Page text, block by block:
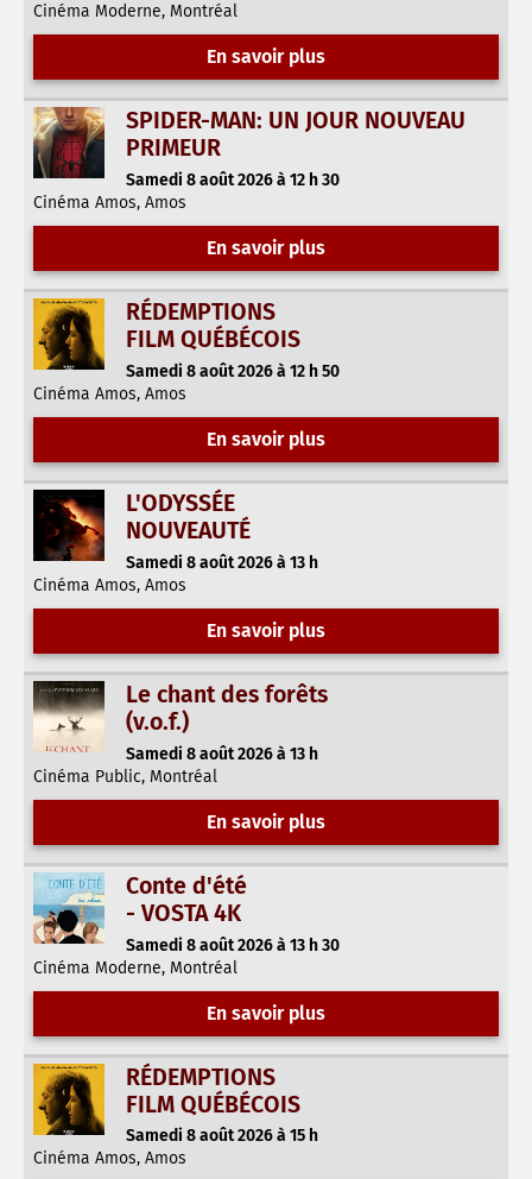
Cinéma Moderne, Montréal
En savoir plus
SPIDER-MAN: UN JOUR NOUVEAU
PRIMEUR
Samedi 8 août 2026 à 12 h 30
Cinéma Amos, Amos
En savoir plus
RÉDEMPTIONS
FILM QUÉBÉCOIS
Samedi 8 août 2026 à 12 h 50
Cinéma Amos, Amos
En savoir plus
L'ODYSSÉE
NOUVEAUTÉ
Samedi 8 août 2026 à 13 h
Cinéma Amos, Amos
En savoir plus
Le chant des forêts
(v.o.f.)
Samedi 8 août 2026 à 13 h
Cinéma Public, Montréal
En savoir plus
Conte d'été
- VOSTA 4K
Samedi 8 août 2026 à 13 h 30
Cinéma Moderne, Montréal
En savoir plus
RÉDEMPTIONS
FILM QUÉBÉCOIS
Samedi 8 août 2026 à 15 h
Cinéma Amos, Amos